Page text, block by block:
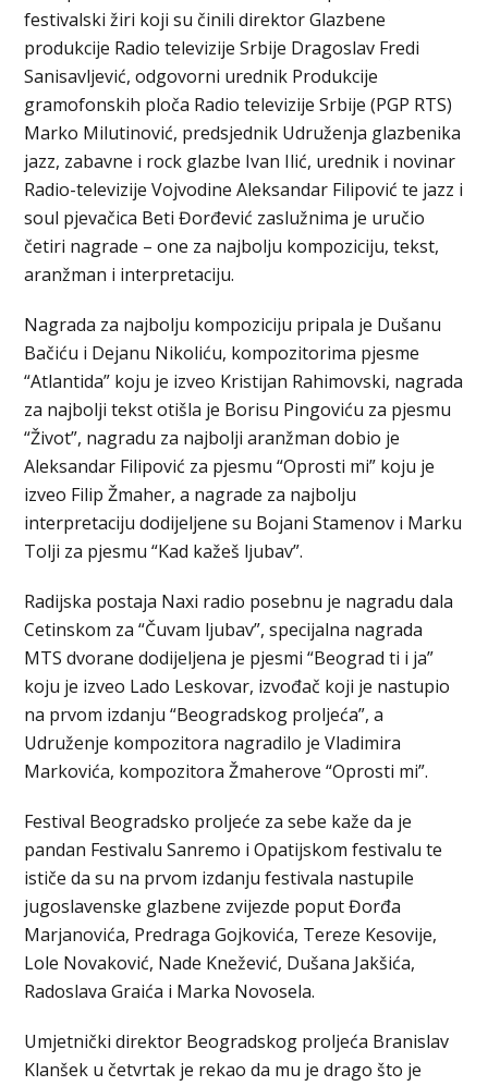
festivalski žiri koji su činili direktor Glazbene
produkcije Radio televizije Srbije Dragoslav Fredi
Sanisavljević, odgovorni urednik Produkcije
gramofonskih ploča Radio televizije Srbije (PGP RTS)
Marko Milutinović, predsjednik Udruženja glazbenika
jazz, zabavne i rock glazbe Ivan Ilić, urednik i novinar
Radio-televizije Vojvodine Aleksandar Filipović te jazz i
soul pjevačica Beti Đorđević zaslužnima je uručio
četiri nagrade – one za najbolju kompoziciju, tekst,
aranžman i interpretaciju.
Nagrada za najbolju kompoziciju pripala je Dušanu
Bačiću i Dejanu Nikoliću, kompozitorima pjesme
“Atlantida” koju je izveo Kristijan Rahimovski, nagrada
za najbolji tekst otišla je Borisu Pingoviću za pjesmu
“Život”, nagradu za najbolji aranžman dobio je
Aleksandar Filipović za pjesmu “Oprosti mi” koju je
izveo Filip Žmaher, a nagrade za najbolju
interpretaciju dodijeljene su Bojani Stamenov i Marku
Tolji za pjesmu “Kad kažeš ljubav”.
Radijska postaja Naxi radio posebnu je nagradu dala
Cetinskom za “Čuvam ljubav”, specijalna nagrada
MTS dvorane dodijeljena je pjesmi “Beograd ti i ja”
koju je izveo Lado Leskovar, izvođač koji je nastupio
na prvom izdanju “Beogradskog proljeća”, a
Udruženje kompozitora nagradilo je Vladimira
Markovića, kompozitora Žmaherove “Oprosti mi”.
Festival Beogradsko proljeće za sebe kaže da je
pandan Festivalu Sanremo i Opatijskom festivalu te
ističe da su na prvom izdanju festivala nastupile
jugoslavenske glazbene zvijezde poput Đorđa
Marjanovića, Predraga Gojkovića, Tereze Kesovije,
Lole Novaković, Nade Knežević, Dušana Jakšića,
Radoslava Graića i Marka Novosela.
Umjetnički direktor Beogradskog proljeća Branislav
Klanšek u četvrtak je rekao da mu je drago što je